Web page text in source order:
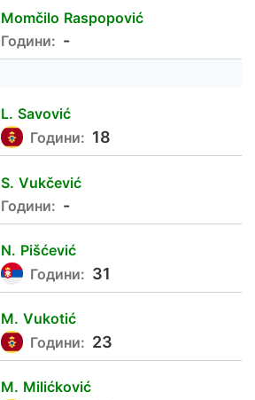
Momčilo Raspopović
Години: -
L. Savović
Години: 18
S. Vukčević
Години: -
N. Pišćević
Години: 31
M. Vukotić
Години: 23
M. Milićković